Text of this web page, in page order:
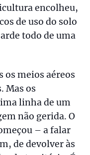
encolheu,
de uso do solo
todo de uma
os meios aéreos
Mas os
linha de um
não gerida. O
– a falar
de devolver às